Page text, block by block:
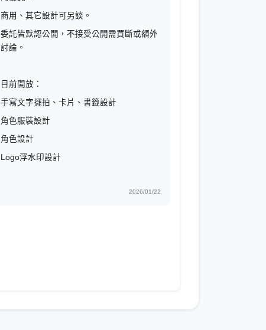
商用、其它設計可另談。
委託皆默認公開，不接受公開需買斷或額外
討論。
目前開放：
手寫文字擺拍、卡片、書籤設計
角色服裝設計
角色設計
Logo浮水印設計
2026/01/22